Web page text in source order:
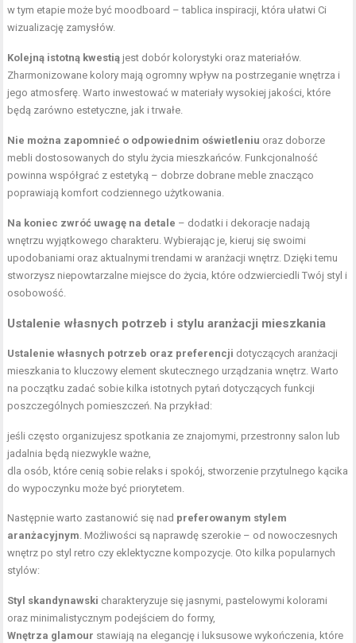
w tym etapie może być moodboard – tablica inspiracji, która ułatwi Ci
wizualizację zamysłów.
Kolejną istotną kwestią jest dobór kolorystyki oraz materiałów.
Zharmonizowane kolory mają ogromny wpływ na postrzeganie wnętrza i
jego atmosferę. Warto inwestować w materiały wysokiej jakości, które
będą zarówno estetyczne, jak i trwałe.
Nie można zapomnieć o odpowiednim oświetleniu oraz doborze
mebli dostosowanych do stylu życia mieszkańców. Funkcjonalność
powinna współgrać z estetyką – dobrze dobrane meble znacząco
poprawiają komfort codziennego użytkowania.
Na koniec zwróć uwagę na detale – dodatki i dekoracje nadają
wnętrzu wyjątkowego charakteru. Wybierając je, kieruj się swoimi
upodobaniami oraz aktualnymi trendami w aranżacji wnętrz. Dzięki temu
stworzysz niepowtarzalne miejsce do życia, które odzwierciedli Twój styl i
osobowość.
Ustalenie własnych potrzeb i stylu aranżacji mieszkania
Ustalenie własnych potrzeb oraz preferencji dotyczących aranżacji
mieszkania to kluczowy element skutecznego urządzania wnętrz. Warto
na początku zadać sobie kilka istotnych pytań dotyczących funkcji
poszczególnych pomieszczeń. Na przykład:
jeśli często organizujesz spotkania ze znajomymi, przestronny salon lub
jadalnia będą niezwykle ważne,
dla osób, które cenią sobie relaks i spokój, stworzenie przytulnego kącika
do wypoczynku może być priorytetem.
Następnie warto zastanowić się nad preferowanym stylem
aranżacyjnym. Możliwości są naprawdę szerokie – od nowoczesnych
wnętrz po styl retro czy eklektyczne kompozycje. Oto kilka popularnych
stylów:
Styl skandynawski charakteryzuje się jasnymi, pastelowymi kolorami
oraz minimalistycznym podejściem do formy,
Wnętrza glamour stawiają na elegancję i luksusowe wykończenia, które